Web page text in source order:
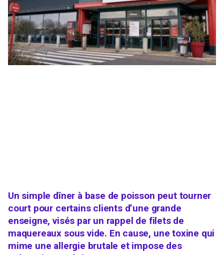
Un simple dîner à base de poisson peut tourner
court pour certains clients d’une grande
enseigne, visés par un rappel de filets de
maquereaux sous vide. En cause, une toxine qui
mime une allergie brutale et impose des